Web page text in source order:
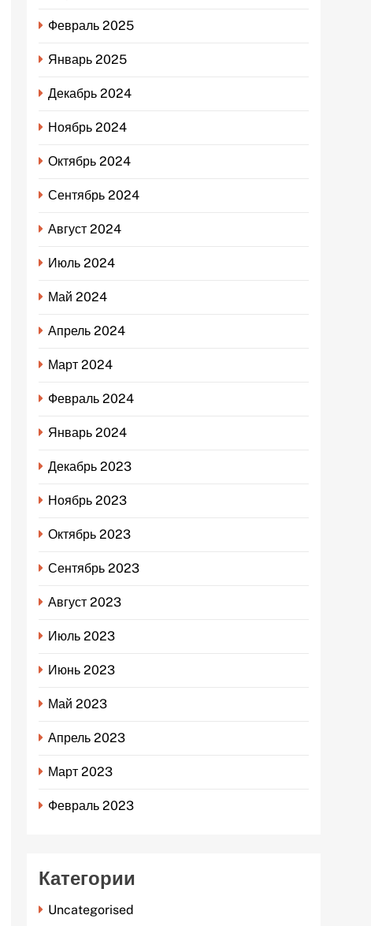
Февраль 2025
Январь 2025
Декабрь 2024
Ноябрь 2024
Октябрь 2024
Сентябрь 2024
Август 2024
Июль 2024
Май 2024
Апрель 2024
Март 2024
Февраль 2024
Январь 2024
Декабрь 2023
Ноябрь 2023
Октябрь 2023
Сентябрь 2023
Август 2023
Июль 2023
Июнь 2023
Май 2023
Апрель 2023
Март 2023
Февраль 2023
Категории
Uncategorised